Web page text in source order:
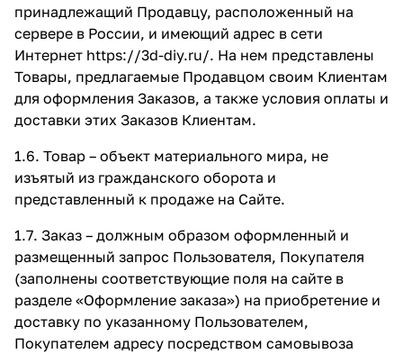
принадлежащий Продавцу, расположенный на
сервере в России, и имеющий адрес в сети
Интернет https://3d-diy.ru/. На нем представлены
Товары, предлагаемые Продавцом своим Клиентам
для оформления Заказов, а также условия оплаты и
доставки этих Заказов Клиентам.
1.6. Товар – объект материального мира, не
изъятый из гражданского оборота и
представленный к продаже на Сайте.
1.7. Заказ – должным образом оформленный и
размещенный запрос Пользователя, Покупателя
(заполнены соответствующие поля на сайте в
разделе «Оформление заказа») на приобретение и
доставку по указанному Пользователем,
Покупателем адресу посредством самовывоза